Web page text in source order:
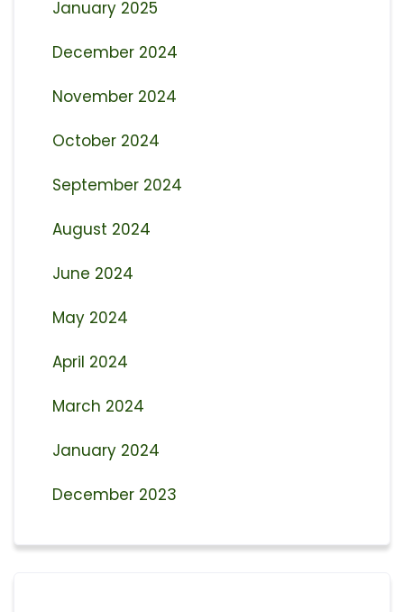
January 2025
December 2024
November 2024
October 2024
September 2024
August 2024
June 2024
May 2024
April 2024
March 2024
January 2024
December 2023